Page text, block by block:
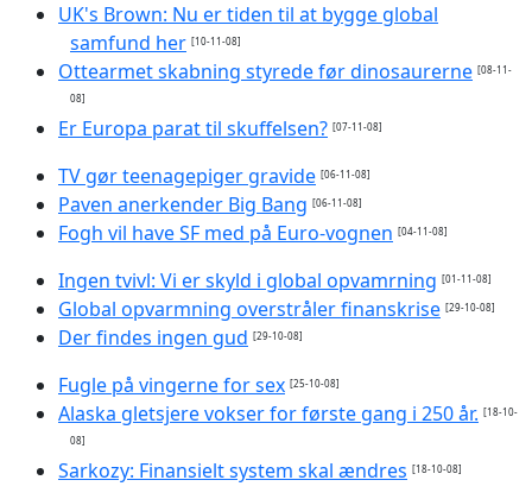
UK's Brown: Nu er tiden til at bygge global
samfund her [10-11-08]
Ottearmet skabning styrede før dinosaurerne [08-11-
08]
Er Europa parat til skuffelsen? [07-11-08]
TV gør teenagepiger gravide [06-11-08]
Paven anerkender Big Bang [06-11-08]
Fogh vil have SF med på Euro-vognen [04-11-08]
Ingen tvivl: Vi er skyld i global opvamrning [01-11-08]
Global opvarmning overstråler finanskrise [29-10-08]
Der findes ingen gud [29-10-08]
Fugle på vingerne for sex [25-10-08]
Alaska gletsjere vokser for første gang i 250 år. [18-10-
08]
Sarkozy: Finansielt system skal ændres [18-10-08]